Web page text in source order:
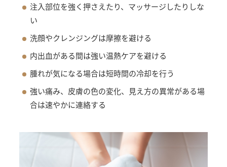
注入部位を強く押さえたり、マッサージしたりしな
い
洗顔やクレンジングは摩擦を避ける
内出血がある間は強い温熱ケアを避ける
腫れが気になる場合は短時間の冷却を行う
強い痛み、皮膚の色の変化、見え方の異常がある場
合は速やかに連絡する